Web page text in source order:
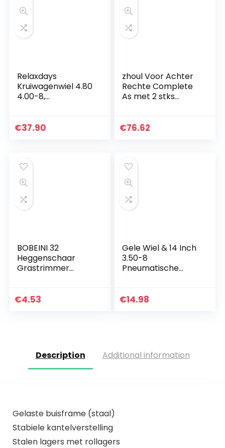
Relaxdays
Kruiwagenwiel 4.80
4.00-8,
adapters,
€37.90
zhoul Voor Achter
Rechte Complete
As met 2 stks
SCX10 I SCX10 II RC
€76.62
BOBEINI 32
Heggenschaar
Grastrimmer
Sponsfilter
€4.53
Gele Wiel & 14 Inch
3.50-8
Pneumatische
€14.98
Description Additional information
Gelaste buisframe (staal)
Stabiele kantelverstelling
Stalen lagers met rollagers